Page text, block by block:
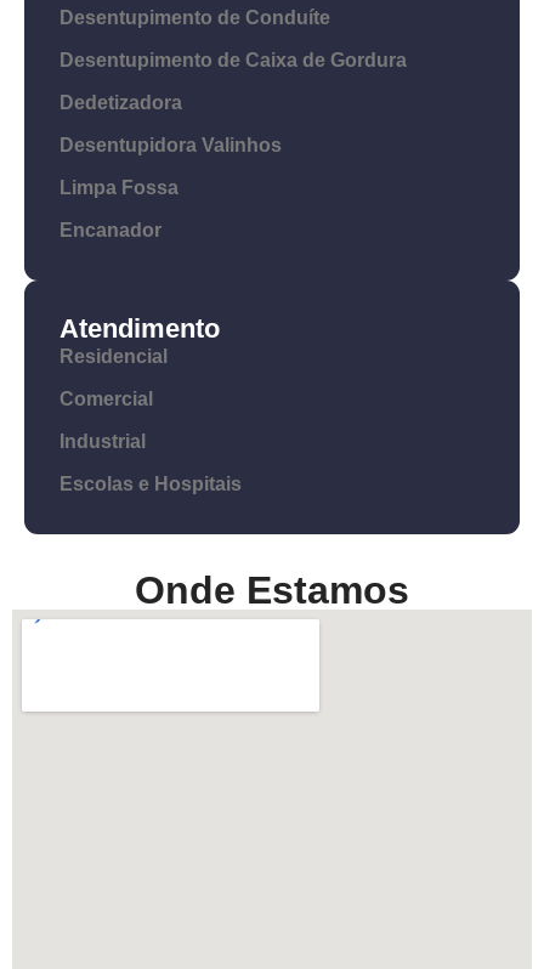
Desentupimento de Conduíte
Desentupimento de Caixa de Gordura
Dedetizadora
Desentupidora Valinhos
Limpa Fossa
Encanador
Atendimento
Residencial
Comercial
Industrial
Escolas e Hospitais
Onde Estamos